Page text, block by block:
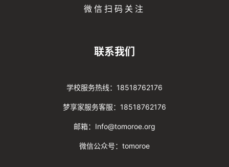
微信扫码关注
联系我们
学校服务热线：18518762176
梦享家服务客服：18518762176
邮箱：Info@tomoroe.org
微信公众号：tomoroe